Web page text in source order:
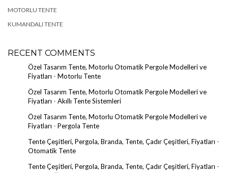
MOTORLU TENTE
KUMANDALI TENTE
RECENT COMMENTS
Özel Tasarım Tente, Motorlu Otomatik Pergole Modelleri ve
Fiyatları - Motorlu Tente
Özel Tasarım Tente, Motorlu Otomatik Pergole Modelleri ve
Fiyatları - Akıllı Tente Sistemleri
Özel Tasarım Tente, Motorlu Otomatik Pergole Modelleri ve
Fiyatları - Pergola Tente
Tente Çeşitleri, Pergola, Branda, Tente, Çadır Çeşitleri, Fiyatları -
Otomatik Tente
Tente Çeşitleri, Pergola, Branda, Tente, Çadır Çeşitleri, Fiyatları -